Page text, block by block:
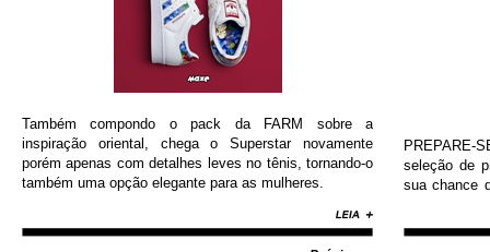
Também compondo o pack da FARM sobre a
inspiração oriental, chega o Superstar novamente
porém apenas com detalhes leves no tênis, tornando-o
também uma opção elegante para as mulheres.
PREPARE-
seleção de
sua chance
Diamond,